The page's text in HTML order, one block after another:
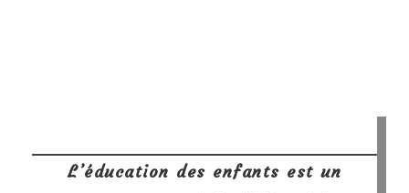
L’éducation des enfants est un